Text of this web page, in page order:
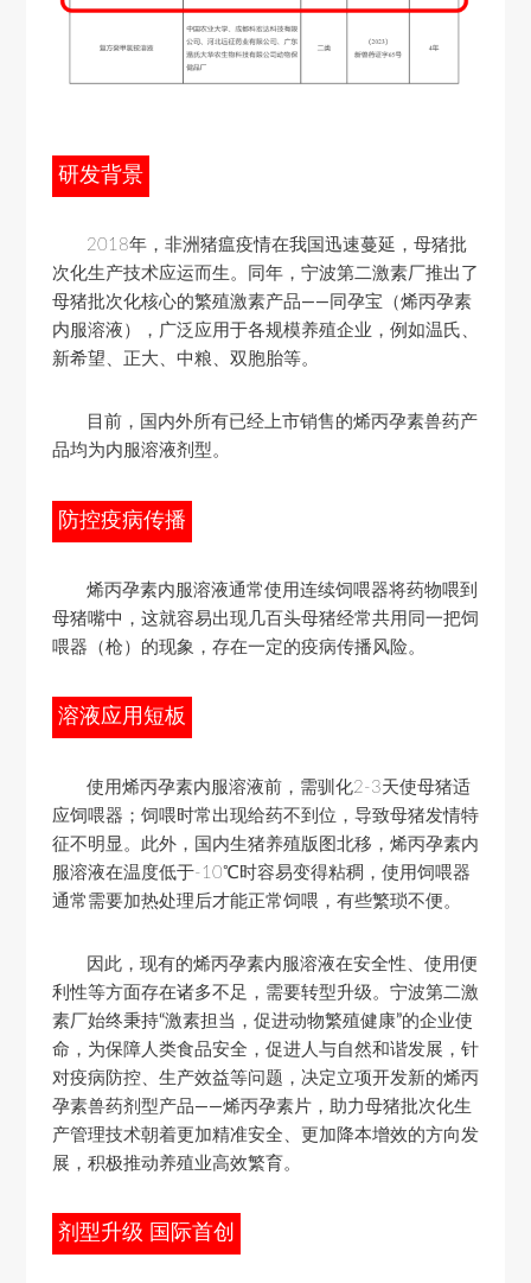
研发背景
2018年，非洲猪瘟疫情在我国迅速蔓延，母猪批
次化生产技术应运而生。
同年，宁波第二激素厂推出了
母猪批次化核心的繁殖激素产品——同孕宝（烯丙孕素
内服溶液）
，广泛应用于各规模养殖企业，例如温氏、
新希望、正大、中粮、双胞胎等。
目前，国内外所有已经上市销售的烯丙孕素兽药产
品均为内服溶液剂型。
防控疫病传播
烯丙孕素内服溶液通常使用连续饲喂器将药物喂到
母猪嘴中，这就容易出现几百头母猪经常共用同一把饲
喂器（枪）的现象，存在一定的疫病传播风险。
溶液应用短板
使用烯丙孕素内服溶液前，需驯化2-3天使母猪适
应饲喂器；饲喂时常出现给药不到位，导致母猪发情特
征不明显。此外，国内生猪养殖版图北移，烯丙孕素内
服溶液在温度低于-10℃时容易变得粘稠，使用饲喂器
通常需要加热处理后才能正常饲喂， 有些繁琐不便。
因此，现有的烯丙孕素内服溶液在安全性、使用便
利性等方面存在诸多不足，需要转型升级。 宁波第二激
素厂始终秉持“激素担当，促进动物繁殖健康”的企业使
命 ，为保障人类食品安全，促进人与自然和谐发展，针
对疫病防控、生产效益等问题， 决定立项开发新的烯丙
孕素兽药剂型产品——烯丙孕素片 ，助力母猪批次化生
产管理技术朝着更加精准安全、更加降本增效的方向发
展，积极推动养殖业高效繁育。
剂型升级 国际首创